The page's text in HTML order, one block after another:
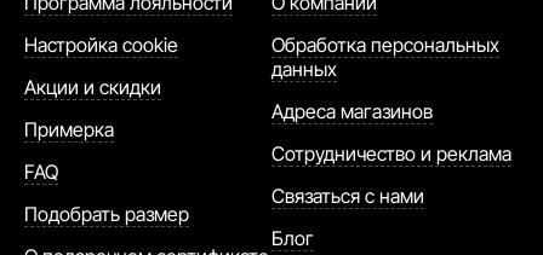
Настройка cookie
Акции и скидки
Примерка
FAQ
Подобрать размер
Обработка персональных
данных
Адреса магазинов
Сотрудничество и реклама
Связаться с нами
Блог